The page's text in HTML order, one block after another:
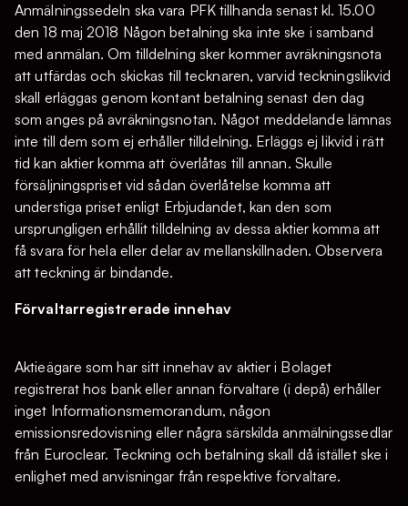
Anmälningssedeln ska vara PFK tillhanda senast kl. 15.00
den 18 maj 2018 Någon betalning ska inte ske i samband
med anmälan. Om tilldelning sker kommer avräkningsnota
att utfärdas och skickas till tecknaren, varvid teckningslikvid
skall erläggas genom kontant betalning senast den dag
som anges på avräkningsnotan. Något meddelande lämnas
inte till dem som ej erhåller tilldelning. Erläggs ej likvid i rätt
tid kan aktier komma att överlåtas till annan. Skulle
försäljningspriset vid sådan överlåtelse komma att
understiga priset enligt Erbjudandet, kan den som
ursprungligen erhållit tilldelning av dessa aktier komma att
få svara för hela eller delar av mellanskillnaden. Observera
att teckning är bindande.
Förvaltarregistrerade innehav
Aktieägare som har sitt innehav av aktier i Bolaget
registrerat hos bank eller annan förvaltare (i depå) erhåller
inget Informationsmemorandum, någon
emissionsredovisning eller några särskilda anmälningssedlar
från Euroclear. Teckning och betalning skall då istället ske i
enlighet med anvisningar från respektive förvaltare.